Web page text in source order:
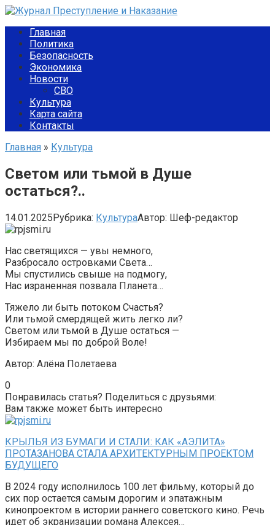
Перейти
контентуГлавная
Политика
Безопасность
Экономика
Новости
СВО
Культура
Карта сайта
Контакты
Главная » Культура
Светом или тьмой в Душе
остаться?..
14.01.2025Рубрика: КультураАвтор: Шеф-редактор
Нас светящихся — увы немного,
Разбросало островками Света…
Мы спустились свыше на подмогу,
Нас израненная позвала Планета…
Тяжело ли быть потоком Счастья?
Или тьмой смердящей жить легко ли?
Светом или тьмой в Душе остаться —
Избираем мы по доброй Воле!
Автор: Алёна Полетаева
0
Понравилась статья? Поделиться с друзьями:
Вам также может быть интересно
КРЫЛЬЯ ИЗ БУМАГИ И СТАЛИ: КАК «АЭЛИТА»
ПРОТАЗАНОВА СТАЛА АРХИТЕКТУРНЫМ ПРОЕКТОМ
БУДУЩЕГО
В 2024 году исполнилось 100 лет фильму, который до
сих пор остается самым дорогим и эпатажным
кинопроектом в истории раннего советского кино. Речь
идет об экранизации романа Алексея…